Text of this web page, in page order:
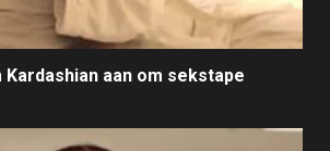
Kardashian aan om sekstape